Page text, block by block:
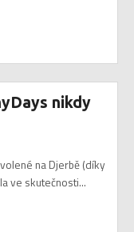
nikdy
na Djerbě (díky
ve skutečnosti...